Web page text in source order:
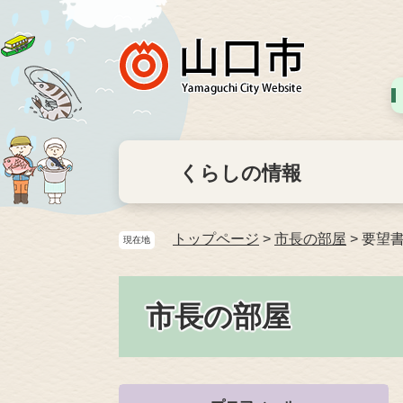
くらしの情報
現在地 トップページ > 市長の部屋 > 要望
市長の部屋